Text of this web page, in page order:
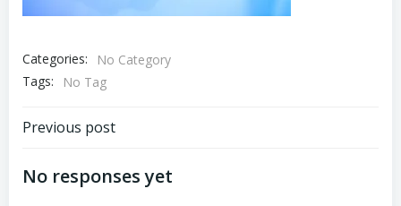
Categories:
No Category
Tags:
No Tag
Post
navigation
Previous post
No responses yet